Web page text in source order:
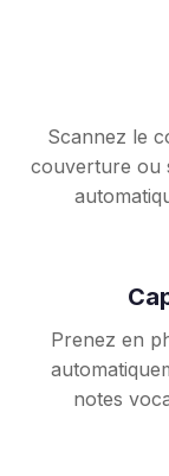
Scannez le
couverture ou
Prenez en
notes